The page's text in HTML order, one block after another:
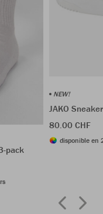
pack
NEW!
JAKO
80.00 CHF
disponible en